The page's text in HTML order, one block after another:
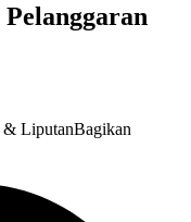
& LiputanBagikan